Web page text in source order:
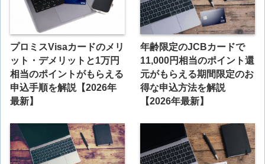
プロミスVisaカードのメリ
ット・デメリットと1万円
相当のポイントがもらえる
申込手順を解説【2026年
最新】
年齢限定のJCBカードで
11,000円相当のポイント還
元がもらえる期間限定のお
得な申込方法を解説
【2026年最新】